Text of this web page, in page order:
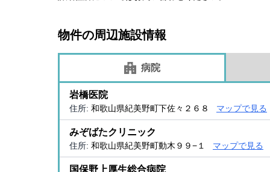
物件の周辺施設情報
病院
岩橋医院
住所: 和歌山県紀美野町下佐々２６８ マップで見る
みぞばたクリニック
住所: 和歌山県紀美野町動木９９−１ マップで見る
国保野上厚生総合病院